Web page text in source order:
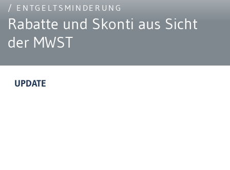
/ ENTGELTSMINDERUNG
Rabatte und Skonti aus Sicht
der MWST
UPDATE